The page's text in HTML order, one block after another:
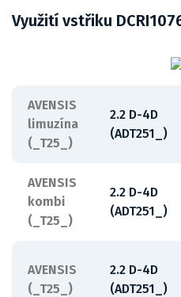
Využití vstřiku
AVENSIS
limuzína
(_T25_)
2.2 D-4D
(ADT251_)
AVENSIS
kombi
(_T25_)
2.2 D-4D
(ADT251_)
AVENSIS
(_T25_)
2.2 D-4D
(ADT251_)